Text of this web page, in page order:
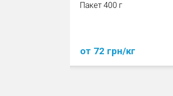
Пакет 400 г
от 72 грн/кг